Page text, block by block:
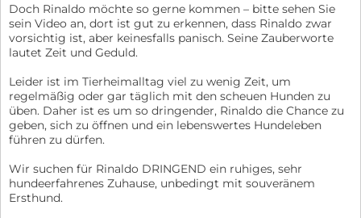
Doch Rinaldo möchte so gerne kommen – bitte sehen Sie
sein Video an, dort ist gut zu erkennen, dass Rinaldo zwar
vorsichtig ist, aber keinesfalls panisch. Seine Zauberworte
lautet Zeit und Geduld.
Leider ist im Tierheimalltag viel zu wenig Zeit, um
regelmäßig oder gar täglich mit den scheuen Hunden zu
üben. Daher ist es um so dringender, Rinaldo die Chance zu
geben, sich zu öffnen und ein lebenswertes Hundeleben
führen zu dürfen.
Wir suchen für Rinaldo DRINGEND ein ruhiges, sehr
hundeerfahrenes Zuhause, unbedingt mit souveränem
Ersthund.